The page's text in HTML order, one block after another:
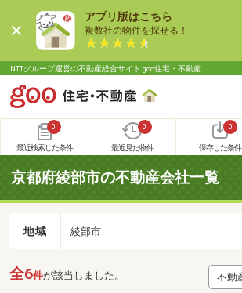
アプリ版はこちら
複数社の物件を探せる！
NTTグループ運営の不動産総合サイト goo住宅・不動産
0
最近検索した条件
0
最近見た物件
0
保存した条件
京都府綾部市の不動産会社一覧
地域 綾部市
全6件が該当しました。